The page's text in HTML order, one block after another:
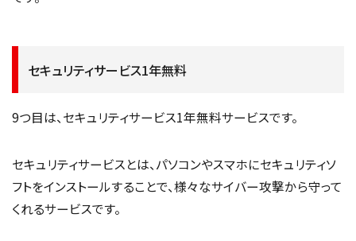
セキュリティサービス1年無料
9つ目は、セキュリティサービス1年無料サービスです。
セキュリティサービスとは、パソコンやスマホにセキュリティソ
フトをインストールすることで、様々なサイバー攻撃から守って
くれるサービスです。